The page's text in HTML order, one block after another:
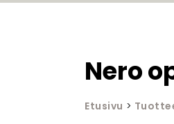
Nero
Etusivu >